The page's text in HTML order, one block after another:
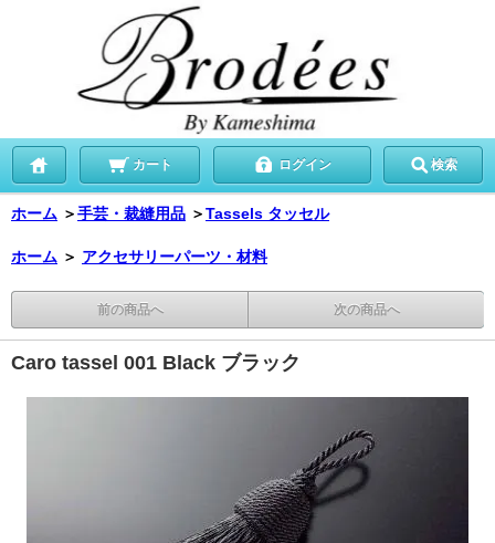
カート ログイン 検索
ホーム ＞手芸・裁縫用品 ＞Tassels タッセル
ホーム ＞ アクセサリーパーツ・材料
前の商品へ 次の商品へ
Caro tassel 001 Black ブラック